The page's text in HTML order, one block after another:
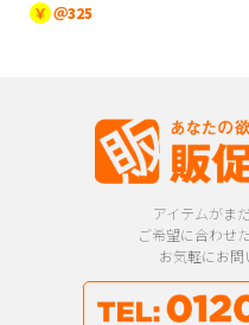
￥ ＠325
アイテムがま
ご希望に合わせ
お気軽にお問